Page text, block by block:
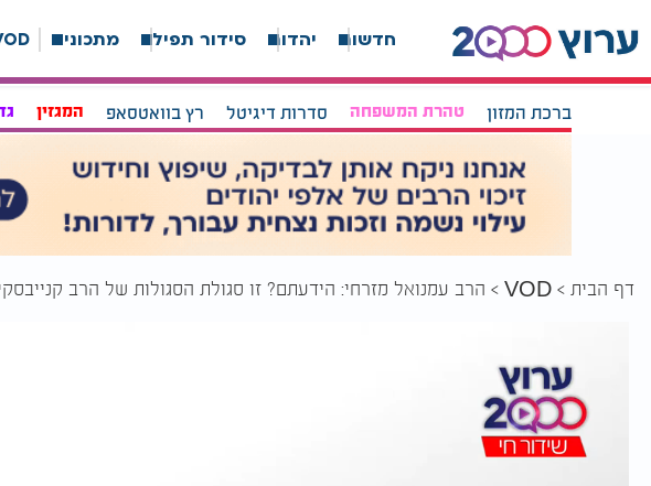
חדשות יהדות סידור תפילה מתכונים
ברכת המזון טהרת המשפחה סדרות דיגיטל רץ בוואטסאפ המגזין
דף הבית VOD הרב עמנואל מזרחי: הידעתם? זו סגולת הסגולות של הרב